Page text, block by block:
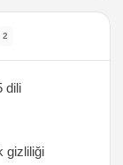
2
dili
gizliliği